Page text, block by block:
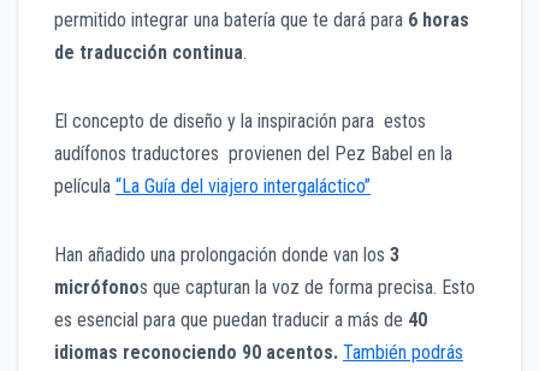
permitido integrar una batería que te dará para 6 horas
de traducción continua.
El concepto de diseño y la inspiración para estos
audífonos traductores provienen del Pez Babel en la
película “La Guía del viajero intergaláctico”
Han añadido una prolongación donde van los 3
micrófonos que capturan la voz de forma precisa. Esto
es esencial para que puedan traducir a más de 40
idiomas reconociendo 90 acentos. También podrás